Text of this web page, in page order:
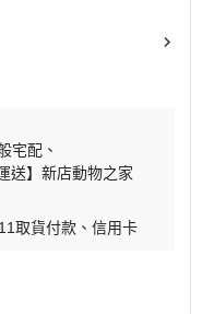
宅配
送】新店動物之家
取貨付款 信用卡